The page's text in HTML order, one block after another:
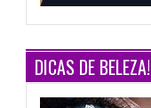
DICAS DE BELEZA!